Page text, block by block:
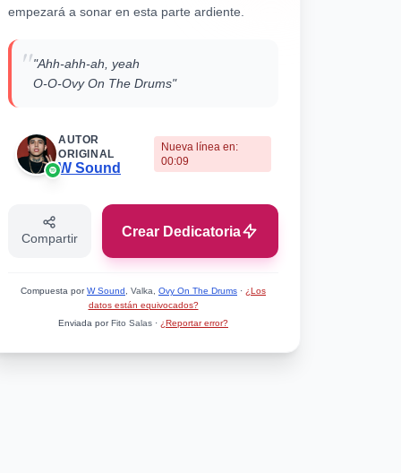
empezará a sonar en esta parte ardiente.
""Ahh-ahh-ah, yeah
O-O-Ovy On The Drums"
AUTOR
ORIGINAL
W Sound
Nueva línea en:
00:09
Compartir Crear Dedicatoria
Compuesta porW Sound , Valka, Ovy On The Drums · ¿Los
datos están equivocados?
Enviada porFito Salas · ¿Reportar error?